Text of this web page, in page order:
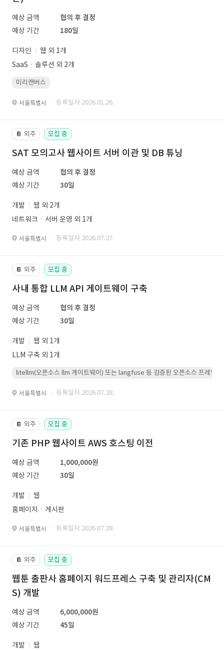
예상 금액
협의 후 결정
예상 기간
180일
디자인
웹 외 1개
SaaSㆍ솔루션 외 2개
미리캔버스
서울특별시 · 등록일자 2026.01.26.
📔 외주 모집 중
SAT 모의고사 웹사이트 서버 이관 및 DB 튜닝
예상 금액
협의 후 결정
예상 기간
30일
개발
웹 외 2개
네트워크ㆍ서버 운영 외 1개
서울특별시 · 등록일자 2026.07.27.
📔 외주 모집 중
사내 통합 LLM API 게이트웨이 구축
예상 금액
협의 후 결정
예상 기간
30일
개발
웹 외 1개
LLM 구축 외 1개
litellm(오픈소스 llm 게이트웨이) 또는 langfuse 등 검증된 오픈소스 프레임워
서울특별시 · 등록일자 2026.07.28.
📔 외주 모집 중
기존 PHP 웹사이트 AWS 호스팅 이전
예상 금액
1,000,000원
예상 기간
30일
개발
웹
홈페이지ㆍ게시판
서울특별시 · 등록일자 2026.07.28.
📔 외주 모집 중
웹툰 출판사 홈페이지 워드프레스 구축 및 관리자(CM
S) 개발
예상 금액
6,000,000원
예상 기간
45일
개발
웹